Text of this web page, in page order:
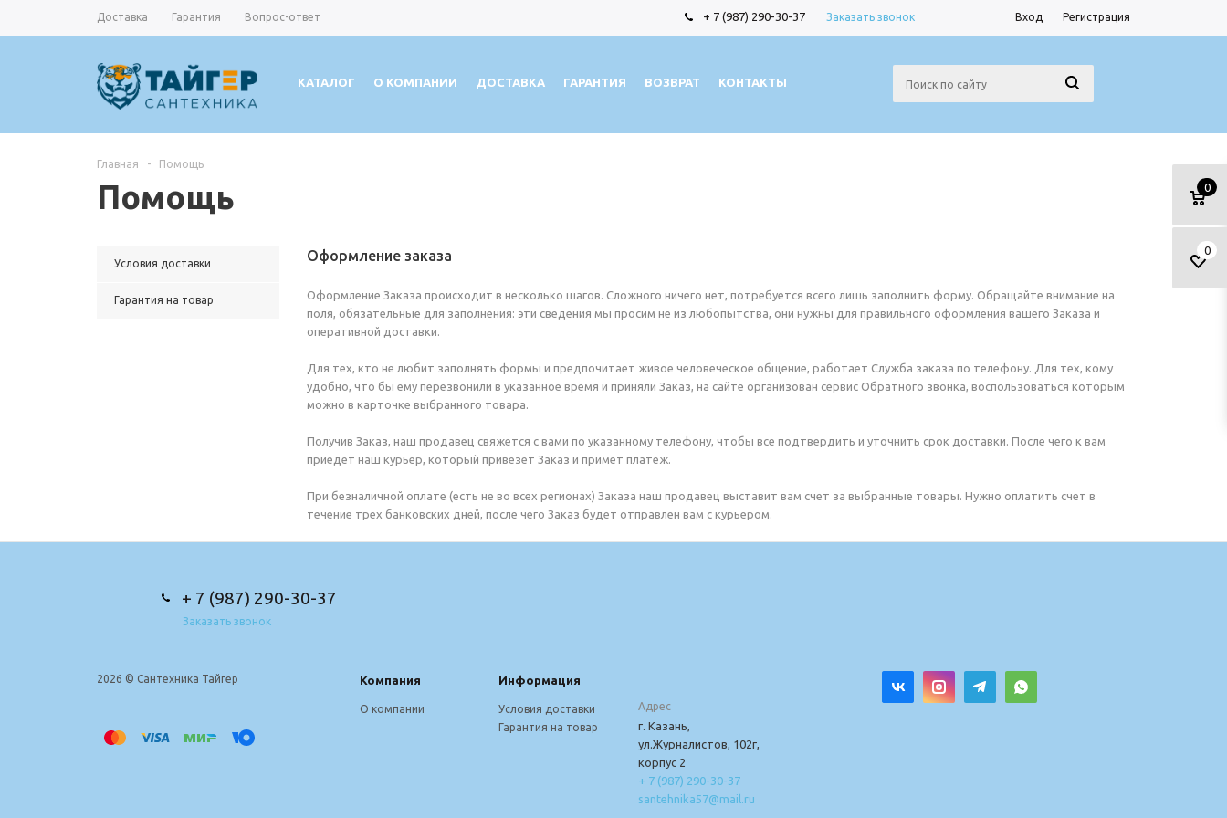
Доставка Гарантия Вопрос-ответ + 7 (987) 290-30-37 Заказать звонок Вход Регистрация
КАТАЛОГ О КОМПАНИИ ДОСТАВКА ГАРАНТИЯ ВОЗВРАТ КОНТАКТЫ
0
0
Главная - Помощь
Помощь
Условия доставки
Гарантия на товар
Оформление заказа
Оформление Заказа происходит в несколько шагов. Сложного ничего нет, потребуется всего лишь заполнить форму. Обращайте внимание на
поля, обязательные для заполнения: эти сведения мы просим не из любопытства, они нужны для правильного оформления вашего Заказа и
оперативной доставки.
Для тех, кто не любит заполнять формы и предпочитает живое человеческое общение, работает Служба заказа по телефону. Для тех, кому
удобно, что бы ему перезвонили в указанное время и приняли Заказ, на сайте организован сервис Обратного звонка, воспользоваться которым
можно в карточке выбранного товара.
Получив Заказ, наш продавец свяжется с вами по указанному телефону, чтобы все подтвердить и уточнить срок доставки. После чего к вам
приедет наш курьер, который привезет Заказ и примет платеж.
При безналичной оплате (есть не во всех регионах) Заказа наш продавец выставит вам счет за выбранные товары. Нужно оплатить счет в
течение трех банковских дней, после чего Заказ будет отправлен вам с курьером.
+ 7 (987) 290-30-37
Заказать звонок
2026 © Сантехника Тайгер Компания Информация
О компании
Условия доставки
Гарантия на товар
Адрес
г. Казань,
ул.Журналистов, 102г,
корпус 2
+ 7 (987) 290-30-37
santehnika57@mail.ru